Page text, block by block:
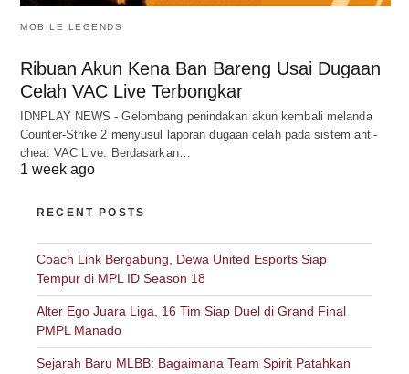
MOBILE LEGENDS
Ribuan Akun Kena Ban Bareng Usai Dugaan
Celah VAC Live Terbongkar
IDNPLAY NEWS - Gelombang penindakan akun kembali melanda
Counter-Strike 2 menyusul laporan dugaan celah pada sistem anti-
cheat VAC Live. Berdasarkan…
1 week ago
RECENT POSTS
Coach Link Bergabung, Dewa United Esports Siap
Tempur di MPL ID Season 18
Alter Ego Juara Liga, 16 Tim Siap Duel di Grand Final
PMPL Manado
Sejarah Baru MLBB: Bagaimana Team Spirit Patahkan